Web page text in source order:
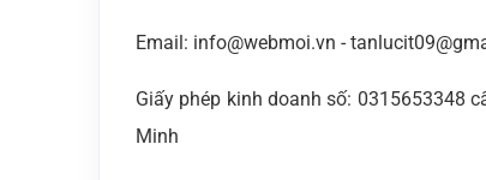
Email: info@webmoi.vn -
Giấy phép kinh doanh số: 0315653348
Minh